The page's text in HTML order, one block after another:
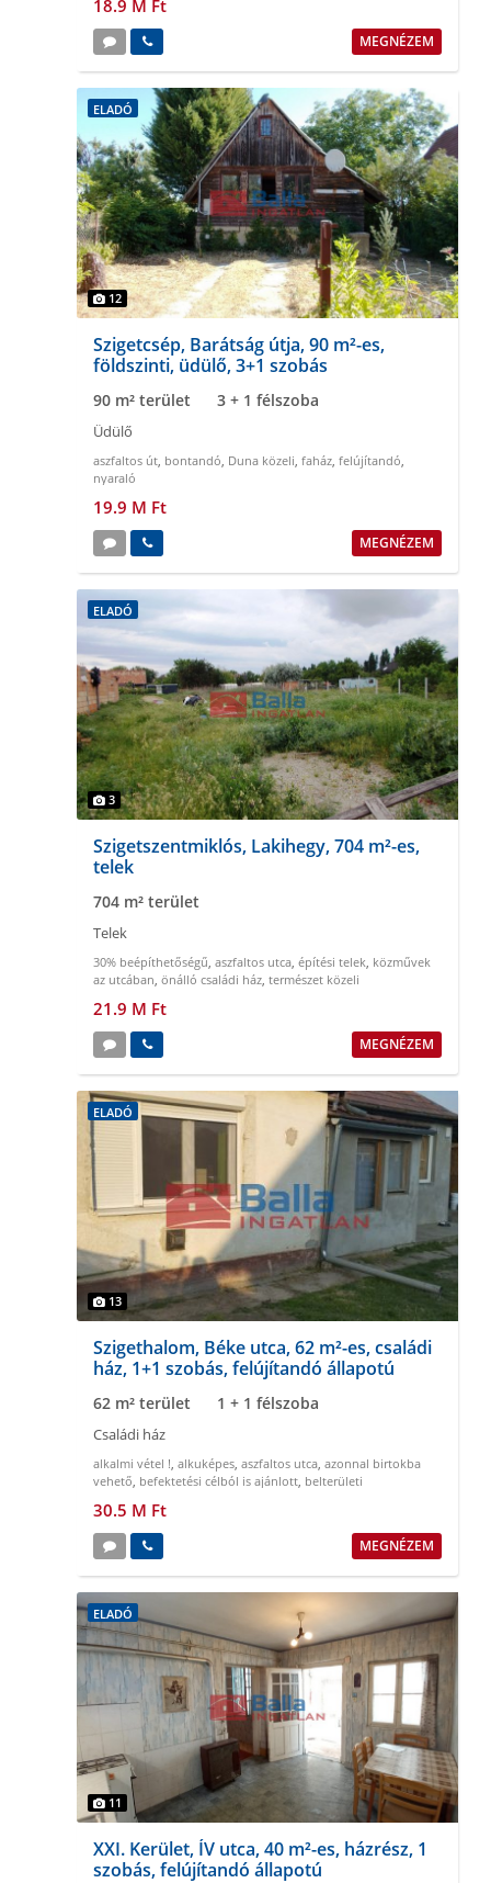
18.9 M Ft
MEGNÉZEM
ELADÓ
12
Szigetcsép, Barátság útja, 90 m²-es,
földszinti, üdülő, 3+1 szobás
90 m² terület 3 + 1 félszoba
Üdülő
aszfaltos út, bontandó, Duna közeli, faház, felújítandó,
nyaraló
19.9 M Ft
MEGNÉZEM
ELADÓ
3
Szigetszentmiklós, Lakihegy, 704 m²-es,
telek
704 m² terület
Telek
30% beépíthetőségű, aszfaltos utca, építési telek, közművek
az utcában, önálló családi ház, természet közeli
21.9 M Ft
MEGNÉZEM
ELADÓ
13
Szigethalom, Béke utca, 62 m²-es, családi
ház, 1+1 szobás, felújítandó állapotú
62 m² terület 1 + 1 félszoba
Családi ház
alkalmi vétel !, alkuképes, aszfaltos utca, azonnal birtokba
vehető, befektetési célból is ajánlott, belterületi
30.5 M Ft
MEGNÉZEM
ELADÓ
11
XXI. Kerület, ÍV utca, 40 m²-es, házrész, 1
szobás, felújítandó állapotú